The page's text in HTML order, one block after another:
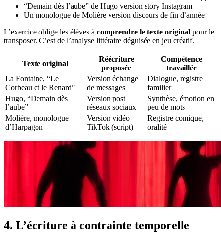
“Demain dès l’aube” de Hugo version story Instagram
Un monologue de Molière version discours de fin d’année
L’exercice oblige les élèves à comprendre le texte original pour le
transposer. C’est de l’analyse littéraire déguisée en jeu créatif.
Texte original
Réécriture
proposée
Compétence
travaillée
La Fontaine, “Le
Corbeau et le Renard”
Version échange
de messages
Dialogue, registre
familier
Hugo, “Demain dès
l’aube”
Version post
réseaux sociaux
Synthèse, émotion en
peu de mots
Molière, monologue
d’Harpagon
Version vidéo
TikTok (script)
Registre comique,
oralité
4. L’écriture à contrainte temporelle